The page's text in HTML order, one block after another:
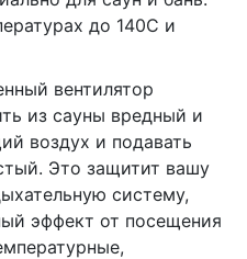
до 140С и
вентилятор
из сауны вредный и
воздух и подавать
Это защитит вашу
систему,
эффект от посещения